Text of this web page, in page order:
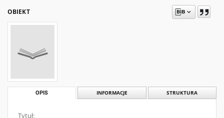
OBIEKT
OPIS INFORMACJE STRUKTURA
Tytuł: